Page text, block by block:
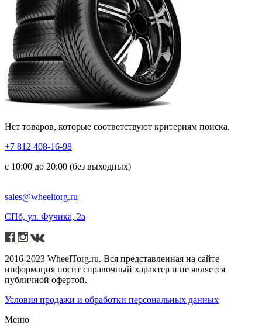
Нет товаров, которые соответствуют критериям поиска.
+7 812 408-16-98
с 10:00 до 20:00 (без выходных)
sales@wheeltorg.ru
СПб, ул. Фучика, 2а
2016-2023 WheelTorg.ru. Вся представленная на сайте
информация носит справочный характер и не является
публичной офертой.
Условия продажи и обработки персональных данных
Меню